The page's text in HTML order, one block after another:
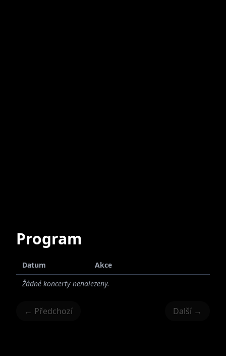
Program
Datum
Akce
Žádné koncerty nenalezeny.
← Předchozí Další →